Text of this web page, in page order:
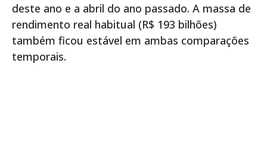
deste ano e a abril do ano passado. A massa de
rendimento real habitual (R$ 193 bilhões)
também ficou estável em ambas comparações
temporais.